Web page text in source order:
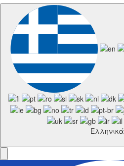
Ελληνικά